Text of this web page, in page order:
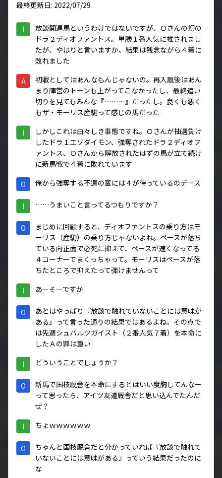
最終更新日: 2022/07/29
I
放談関連馬というわけではないですが、Ｏさんの幻の
ドラ２ディオファントス。単勝１番人気に推されまし
たが、やはりと言いますか、結果は残念ながら４着に
敗れました
A
初戦としてはあんなもんじゃないの。再入厩後はあん
まり陣営のトーンも上がってこなかったし、最終追い
切りを見てもみんな『………』だったし。良くも悪く
もザ・モーリス産駒って感じの馬だった
I
しかしこれは由々しき事態ですね。Ｏさんが抽選負け
したドラ１エゾダイモン、強奪されたドラ２ディオフ
ァントス、Ｏさんから解放されたはずの馬が立て続け
に新馬戦で４着に敗れています
O 俺から強奪する不逞の輩には４が待っているのデース
I ……うまいこと言ってるつもりですか？
O
まじめに回顧すると、ディオファントスの乗り方はモ
ーリス（産駒）の乗り方じゃないよね。ペースが落ち
ている向正面で必死に抑えて、ペースが速くなってる
４コーナーでまくっちゃって。モーリスはペースが落
ちたところで抑えたって弾けませんって
I あーそーですか
O
あとはやっぱり『放談で触れていないことには意味が
ある』って言った通りの結果ではあるよね。その点で
は先週シュバルツガイスト（２番人気７着）を本命に
したＡの罪は重い
I どういうことでしょうか？
O
新馬で国枝厩舎を本命にするとはいい度胸してんなー
って思ったら、アイツ友道厩舎だと思い込んでたんだ
ぜ？
I ちょｗｗｗｗｗｗ
O
ちゃんと国枝厩舎だと分かっていれば『放談で触れて
いないことには意味がある』っていう結果だったのに
な